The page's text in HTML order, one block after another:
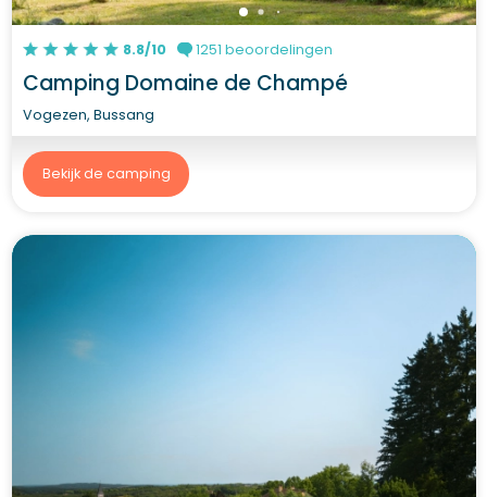
8.8/10 1251 beoordelingen
Camping Domaine de Champé
Vogezen, Bussang
Bekijk de camping